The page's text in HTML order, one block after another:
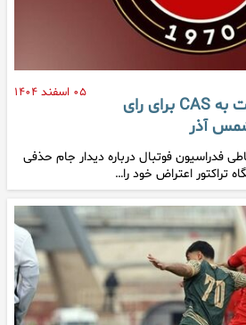
۰۵ اسفند ۱۴۰۴
تهدید تراکتور به شکایت به CAS برای رای
شمس آذر
فدراسیون فوتبال درباره دیدار جام حذفی
تراکتور اعتراض خود را…